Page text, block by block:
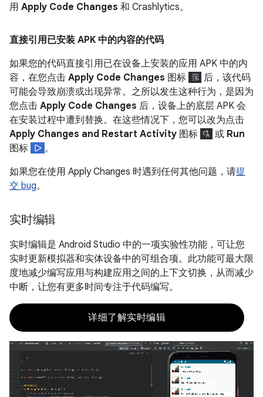
用 Apply Code Changes 和 Crashlytics。
直接引用已安装 APK 中的内容的代码
如果您的代码直接引用已在设备上安装的应用 APK 中的内
容，在您点击 Apply Code Changes 图标
后，该代码
可能会导致崩溃或出现异常。之所以发生这种行为，是因为
您点击 Apply Code Changes 后，设备上的底层 APK 会
在安装过程中遭到替换。在这些情况下，您可以改为点击
Apply Changes and Restart Activity 图标 或 Run
图标
。
如果您在使用 Apply Changes 时遇到任何其他问题，请提
交 bug。
实时编辑
实时编辑是 Android Studio 中的一项实验性功能，可让您
实时更新模拟器和实体设备中的可组合项。此功能可最大限
度地减少编写应用与构建应用之间的上下文切换，从而减少
中断，让您有更多时间专注于代码编写。
详细了解实时编辑